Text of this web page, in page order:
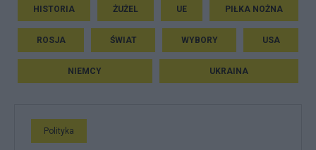
HISTORIA ŻUŻEL UE PIŁKA NOŻNA
ROSJA ŚWIAT WYBORY USA
NIEMCY UKRAINA
Polityka